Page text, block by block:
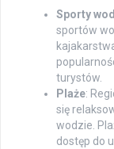
Sporty
sportów
turystów.
Plaże:
się
wodzie.
dostęp do